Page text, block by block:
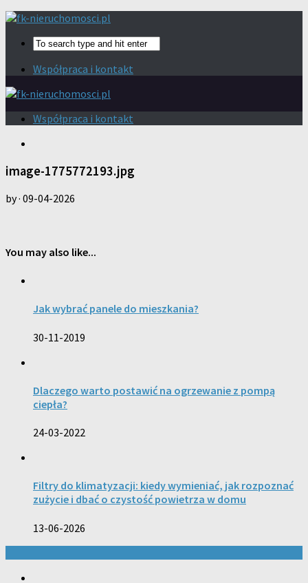
Współpraca i kontakt
Współpraca i kontakt
image-1775772193.jpg
by· 09-04-2026
You may also like...
Jak wybrać panele do mieszkania?
30-11-2019
Dlaczego warto postawić na ogrzewanie z pompą
ciepła?
24-03-2022
Filtry do klimatyzacji: kiedy wymieniać, jak rozpoznać
zużycie i dbać o czystość powietrza w domu
13-06-2026